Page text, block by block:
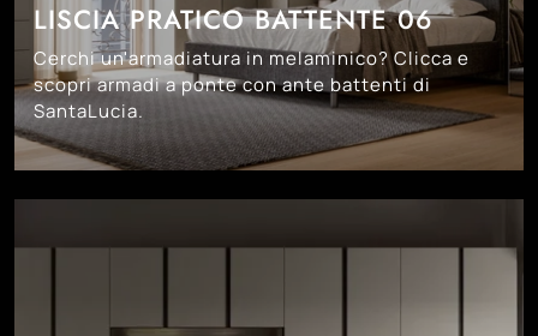
LISCIA PRATICO BATTENTE 06
Cerchi un'armadiatura in melaminico? Clicca e
scopri armadi a ponte con ante battenti di
SantaLucia.